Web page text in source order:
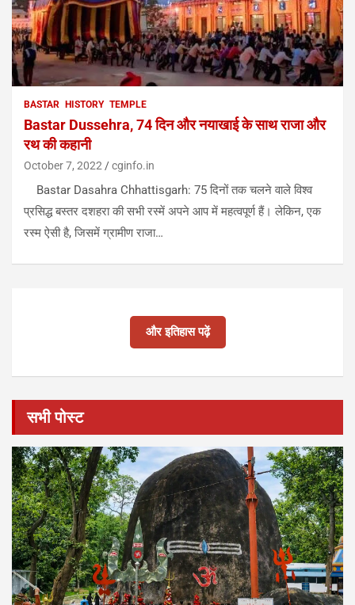
BASTAR HISTORY TEMPLE
Bastar Dussehra, 74 दिन और नयाखाई के साथ राजा और
रथ की कहानी
October 7, 2022 cginfo.in
Bastar Dasahra Chhattisgarh: 75 दिनों तक चलने वाले विश्व
प्रसिद्ध बस्तर दशहरा की सभी रस्में अपने आप में महत्वपूर्ण हैं। लेकिन, एक
रस्म ऐसी है, जिसमें ग्रामीण राजा…
और इतिहास पढ़ें
सभी पोस्ट